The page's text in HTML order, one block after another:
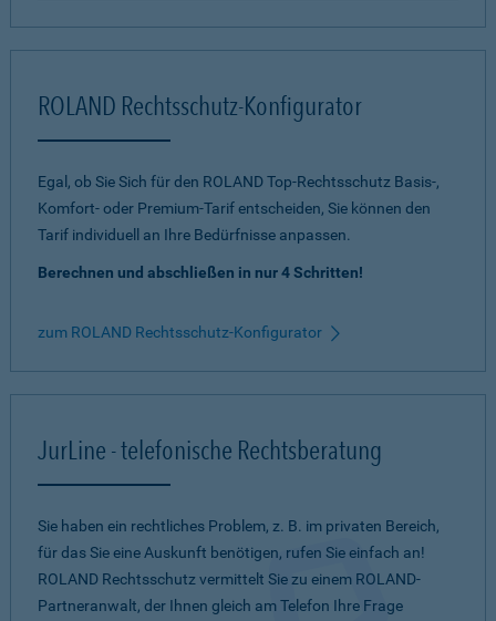
ROLAND Rechtsschutz-Konfigurator
Egal, ob Sie Sich für den ROLAND Top-Rechtsschutz Basis-,
Komfort- oder Premium-Tarif entscheiden, Sie können den
Tarif individuell an Ihre Bedürfnisse anpassen.
Berechnen und abschließen in nur 4 Schritten!
zum ROLAND Rechtsschutz-Konfigurator
JurLine - telefonische Rechtsberatung
Sie haben ein rechtliches Problem, z. B. im privaten Bereich,
für das Sie eine Auskunft benötigen, rufen Sie einfach an!
ROLAND Rechtsschutz vermittelt Sie zu einem ROLAND-
Partneranwalt, der Ihnen gleich am Telefon Ihre Frage